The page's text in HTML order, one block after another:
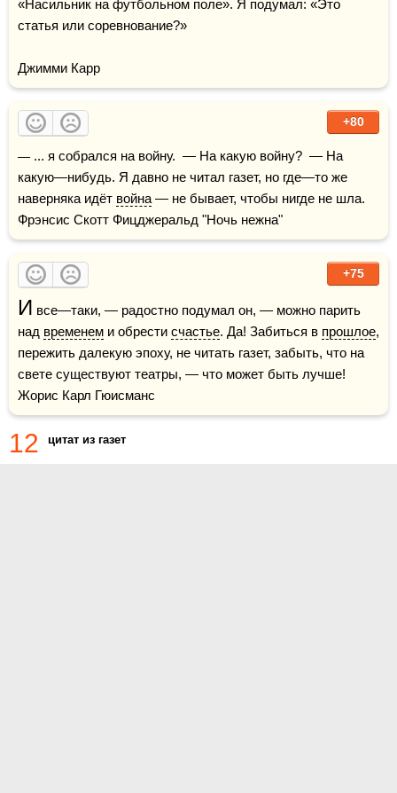
«Насильник на футбольном поле». Я подумал: «Это
статья или соревнование?»
Джимми Карр
+80
— ... я собрался на войну.  — На какую войну?  — На
какую—нибудь. Я давно не читал газет, но где—то же
наверняка идёт война — не бывает, чтобы нигде не шла.
Фрэнсис Скотт Фицджеральд "Ночь нежна"
+75
И все—таки, — радостно подумал он, — можно парить
над временем и обрести счастье. Да! Забиться в прошлое,
пережить далекую эпоху, не читать газет, забыть, что на
свете существуют театры, — что может быть лучше!
Жорис Карл Гюисманс
12 цитат из газет